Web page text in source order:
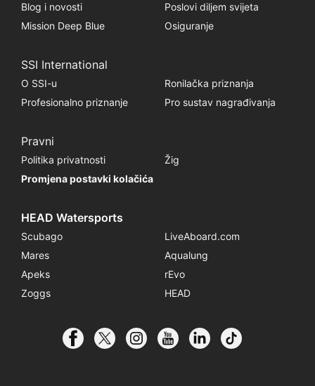
Blog i novosti
Poslovi diljem svijeta
Mission Deep Blue
Osiguranje
SSI International
O SSI-u
Ronilačka priznanja
Profesionalno priznanje
Pro sustav nagrađivanja
Pravni
Politika privatnosti
Žig
Promjena postavki kolačića
HEAD Watersports
Scubago
LiveAboard.com
Mares
Aqualung
Apeks
rEvo
Zoggs
HEAD